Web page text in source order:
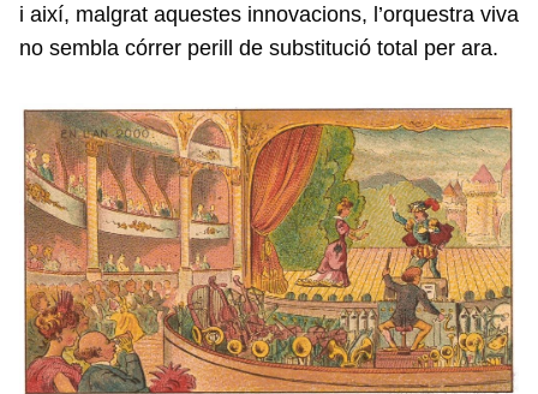
i així, malgrat aquestes innovacions, l’orquestra viva
no sembla córrer perill de substitució total per ara.